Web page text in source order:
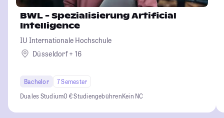
BWL - Spezialisierung Artificial
Intelligence
IU Internationale Hochschule
Düsseldorf + 16
Bachelor
7 Semester
Duales Studium0 € StudiengebührenKein NC